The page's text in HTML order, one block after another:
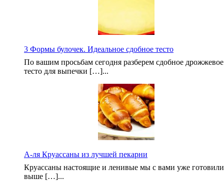
3 Формы булочек. Идеальное сдобное тесто
По вашим просьбам сегодня разберем сдобное дрожжевое
тесто для выпечки […]...
А-ля Круассаны из лучшей пекарни
Круассаны настоящие и ленивые мы с вами уже
выше […]...